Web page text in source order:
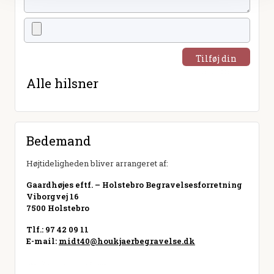
Tilføj din
Alle hilsner
Bedemand
Højtideligheden bliver arrangeret af:
Gaardhøjes eftf. – Holstebro Begravelsesforretning
Viborgvej 16
7500 Holstebro
Tlf.: 97 42 09 11
E-mail: midt40@houkjaerbegravelse.dk